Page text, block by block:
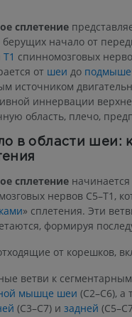
сплетение
берущих начало от
T1 спинномозговых
от шеи до
источником
иннервации
область, плечо,
в области шеи:
сплетение
нервов C5–T1,
» сплетения. Эти
формируя
от корешков,
ветви к
мышце шеи (C2–C6), а
(C3–C7) и задней